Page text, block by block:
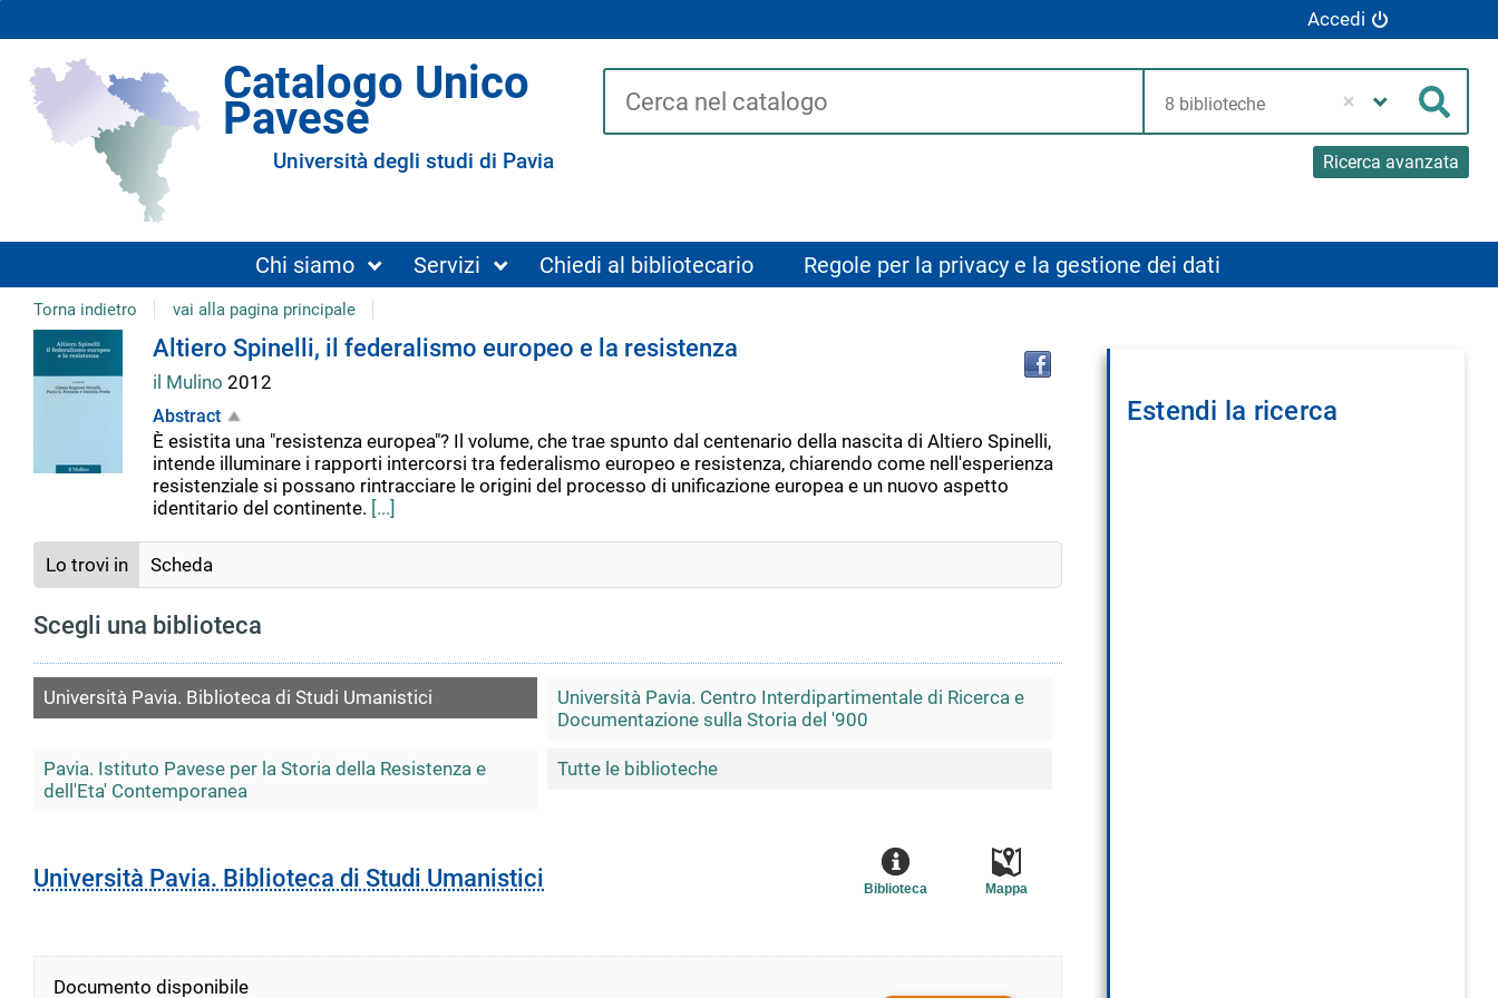
Accedi
Catalogo Unico
Pavese
Università degli studi di Pavia
Cerca su "Catalogo"
Cerca
Ricerca avanzata
Chi siamo Servizi Chiedi al bibliotecario Regole per la privacy e la gestione dei dati
Torna indietro vai alla pagina principale
Dettaglio
documento
Altiero Spinelli, il federalismo europeo e la resistenza
il Mulino 2012
Abstract
È esistita una "resistenza europea"? Il volume, che trae spunto dal centenario della nascita di Altiero Spinelli,
intende illuminare i rapporti intercorsi tra federalismo europeo e resistenza, chiarendo come nell'esperienza
resistenziale si possano rintracciare le origini del processo di unificazione europea e un nuovo aspetto
identitario del continente. [...]
Lo trovi in Scheda
Scegli una biblioteca
Università Pavia. Biblioteca di Studi Umanistici
Università Pavia. Centro Interdipartimentale di Ricerca e
Documentazione sulla Storia del '900
Pavia. Istituto Pavese per la Storia della Resistenza e
dell'Eta' Contemporanea
Tutte le biblioteche
Università Pavia. Biblioteca di Studi Umanistici Mappa
Biblioteca
Documento disponibile
Estendi la ricerca